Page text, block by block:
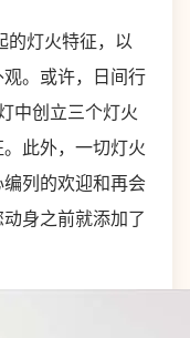
的灯火特征，以
。或许，日间行
中创立三个灯火
此外，一切灯火
列的欢迎和再会
身之前就添加了